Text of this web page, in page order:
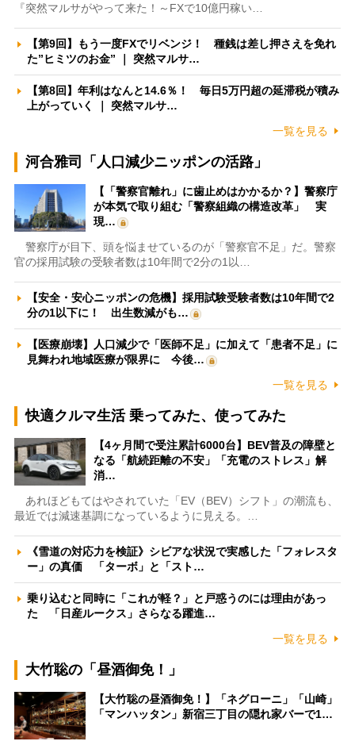
『突然マルサがやって来た！～FXで10億円稼い…
【第9回】もう一度FXでリベンジ！ 種銭は差し押さえを免れ
た”ヒミツのお金” ｜ 突然マルサ…
【第8回】年利はなんと14.6％！ 毎日5万円超の延滞税が積み
上がっていく ｜ 突然マルサ…
一覧を見る
河合雅司「人口減少ニッポンの活路」
【「警察官離れ」に歯止めはかかるか？】警察庁
が本気で取り組む「警察組織の構造改革」 実
現…
警察庁が目下、頭を悩ませているのが「警察官不足」だ。警察
官の採用試験の受験者数は10年間で2分の1以…
【安全・安心ニッポンの危機】採用試験受験者数は10年間で2
分の1以下に！ 出生数減がも…
【医療崩壊】人口減少で「医師不足」に加えて「患者不足」に
見舞われ地域医療が限界に 今後…
一覧を見る
快適クルマ生活 乗ってみた、使ってみた
【4ヶ月間で受注累計6000台】BEV普及の障壁と
なる「航続距離の不安」「充電のストレス」解
消…
あれほどもてはやされていた「EV（BEV）シフト」の潮流も、
最近では減速基調になっているように見える。…
《雪道の対応力を検証》シビアな状況で実感した「フォレスタ
ー」の真価 「ターボ」と「スト…
乗り込むと同時に「これが軽？」と戸惑うのには理由があっ
た 「日産ルークス」さらなる躍進…
一覧を見る
大竹聡の「昼酒御免！」
【大竹聡の昼酒御免！】「ネグローニ」「山崎」
「マンハッタン」新宿三丁目の隠れ家バーで1…